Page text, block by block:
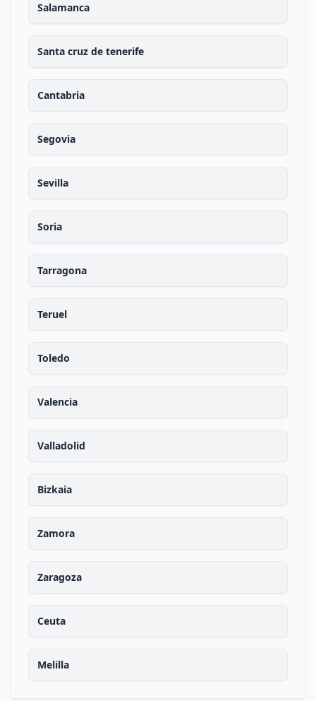
Salamanca
Santa cruz de tenerife
Cantabria
Segovia
Sevilla
Soria
Tarragona
Teruel
Toledo
Valencia
Valladolid
Bizkaia
Zamora
Zaragoza
Ceuta
Melilla